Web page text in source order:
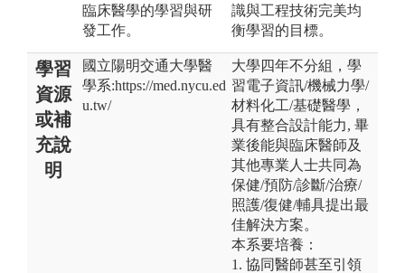
臨床醫學的學習與研
發工作。
識與工程技術完美均
衡學習的目標。
學習
資源
或補
充說
明
國立陽明交通大學醫
學系:https://med.nycu.ed
u.tw/
大學四年不分組，學
習電子資訊/機械力學/
材料化工/基礎醫學，
具有整合設計能力, 畢
業後能與臨床醫師及
其他專業人士共同為
保健/預防/診斷/治療/
照護/復健/輔具提出最
佳解決方案。
本系要培養：
1. 協同醫師甚至引領